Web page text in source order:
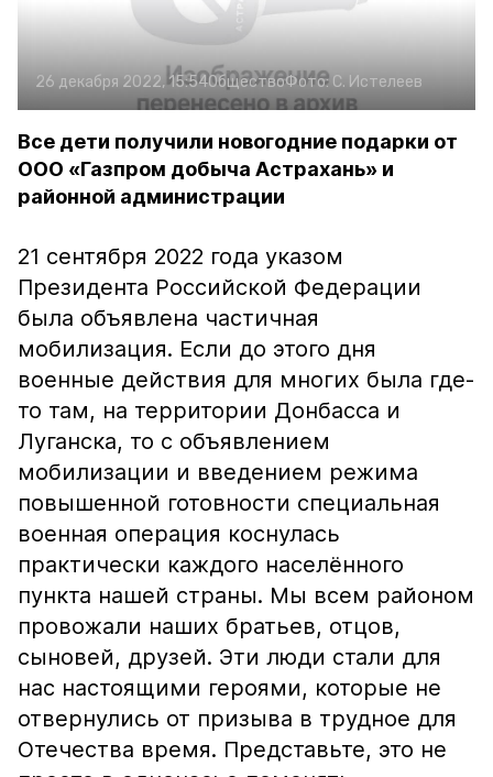
26 декабря 2022, 15:54ОбществоФото: С. Истелеев
Все дети получили новогодние подарки от
ООО «Газпром добыча Астрахань» и
районной администрации
21 сентября 2022 года указом
Президента Российской Федерации
была объявлена частичная
мобилизация. Если до этого дня
военные действия для многих была где-
то там, на территории Донбасса и
Луганска, то с объявлением
мобилизации и введением режима
повышенной готовности специальная
военная операция коснулась
практически каждого населённого
пункта нашей страны. Мы всем районом
провожали наших братьев, отцов,
сыновей, друзей. Эти люди стали для
нас настоящими героями, которые не
отвернулись от призыва в трудное для
Отечества время. Представьте, это не